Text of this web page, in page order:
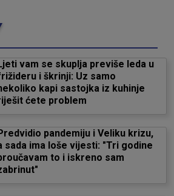
vam se skuplja previše leda u
i škrinji: Uz samo
kapi sastojka iz kuhinje
ćete problem
pandemiju i Veliku krizu,
sada ima loše vijesti: "Tri godine
to i iskreno sam